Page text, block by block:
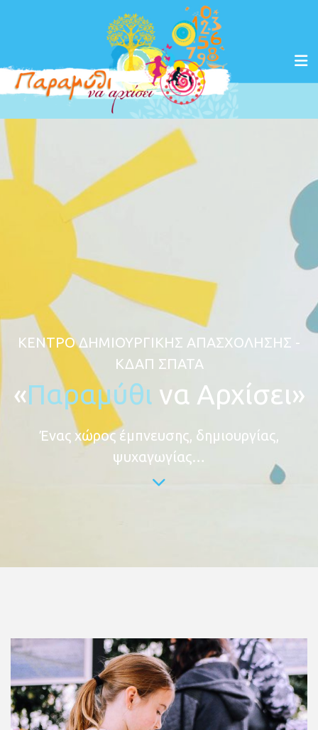
ΚΕΝΤΡΟ ΔΗΜΙΟΥΡΓΙΚΗΣ ΑΠΑΣΧΟΛΗΣΗΣ -
ΚΔΑΠ ΣΠΑΤΑ
«Παραμύθι να Αρχίσει»
Ένας χώρος έμπνευσης, δημιουργίας,
ψυχαγωγίας…
